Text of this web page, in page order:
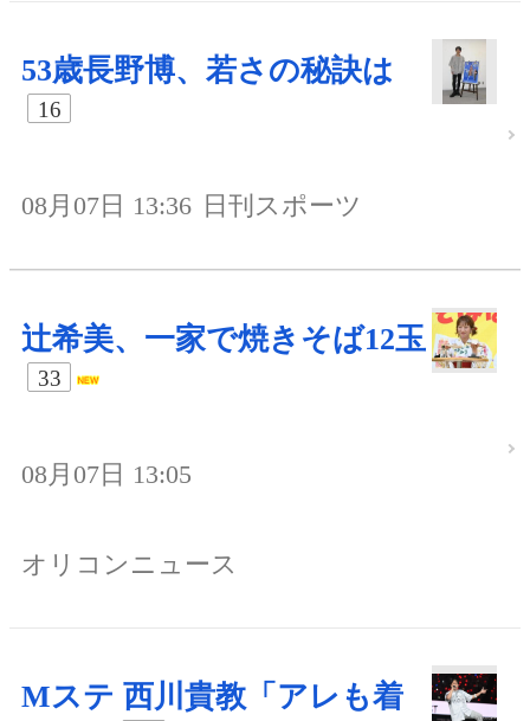
53歳長野博、若さの秘訣は
16
08月07日 13:36 日刊スポーツ
辻希美、一家で焼きそば12玉
33
08月07日 13:05
オリコンニュース
Mステ 西川貴教「アレも着